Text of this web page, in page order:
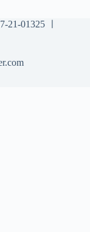
01325 ㅣ